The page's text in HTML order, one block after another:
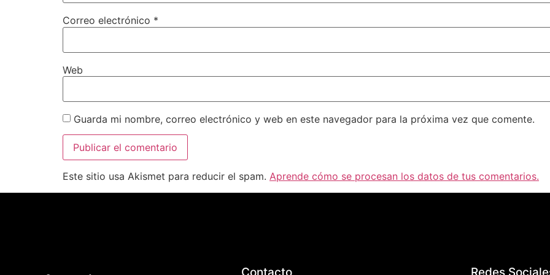
Correo electrónico *
Web
Guarda mi nombre, correo electrónico y web en este navegador para la próxima vez que comente.
Este sitio usa Akismet para reducir el spam. Aprende cómo se procesan los datos de tus comentarios.
Contacto Redes